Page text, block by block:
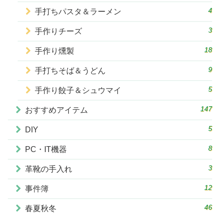
手打ちパスタ＆ラーメン 4
手作りチーズ 3
手作り燻製 18
手打ちそば＆うどん 9
手作り餃子＆シュウマイ 5
おすすめアイテム 147
DIY 5
PC・IT機器 8
革靴の手入れ 3
事件簿 12
春夏秋冬 46